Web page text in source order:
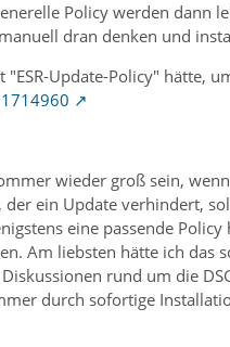
Policy werden dann
dran denken und
Update-Policy" hätte,
wieder groß sein,
ein Update verhindert,
eine passende
Am liebsten hätte ich das
rund um die
durch sofortige